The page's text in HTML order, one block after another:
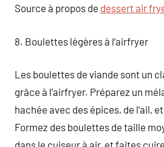
Source à propos de dessert air
8. Boulettes légères à l’airfryer
Les boulettes de viande sont un
grâce à l’airfryer. Préparez un
hachée avec des épices, de l’ail,
Formez des boulettes de taille
dans le cuiseur à air, et faites